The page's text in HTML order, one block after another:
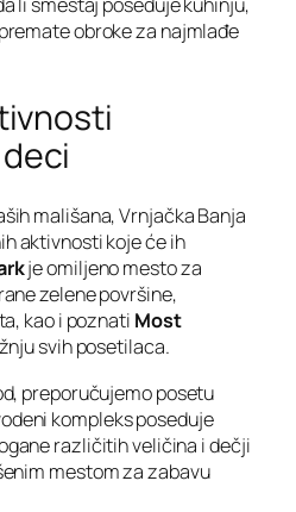
obroke za najmlađe
mališana, Vrnjačka Banja
aktivnosti koje će ih
je omiljeno mesto za
zelene površine,
kao i poznati Most
svih posetilaca.
preporučujemo posetu
kompleks poseduje
različitih veličina i dečji
mestom za zabavu